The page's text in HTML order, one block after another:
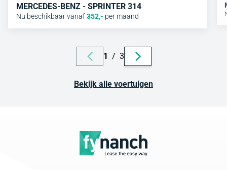
MERCEDES-BENZ - SPRINTER 314
Nu beschikbaar vanaf352,- per maand
1 / 3
Bekijk alle voertuigen